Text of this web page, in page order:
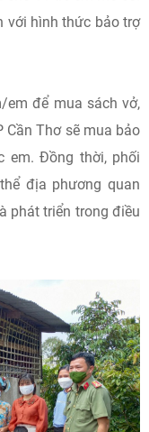
với hình thức bảo trợ
để mua sách vở,
Cần Thơ sẽ mua bảo
em. Đồng thời, phối
địa phương quan
phát triển trong điều